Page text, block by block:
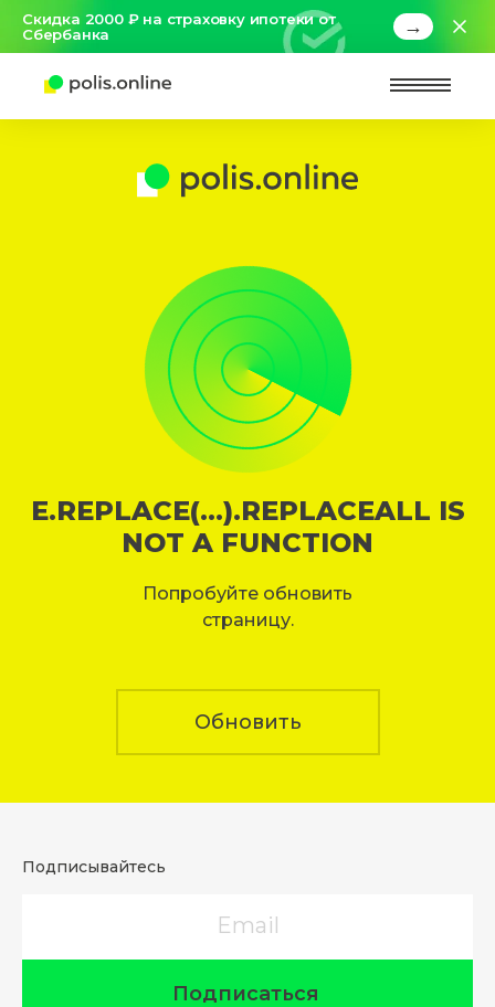
Скидка 2000 ₽ на страховку ипотеки от
Сбербанка
→
E.REPLACE(...).REPLACEALL IS
NOT A FUNCTION
Попробуйте обновить
страницу.
Обновить
Подписывайтесь
Подписаться